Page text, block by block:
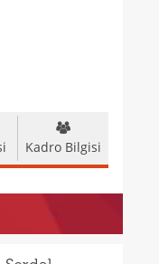
Kadro Bilgisi